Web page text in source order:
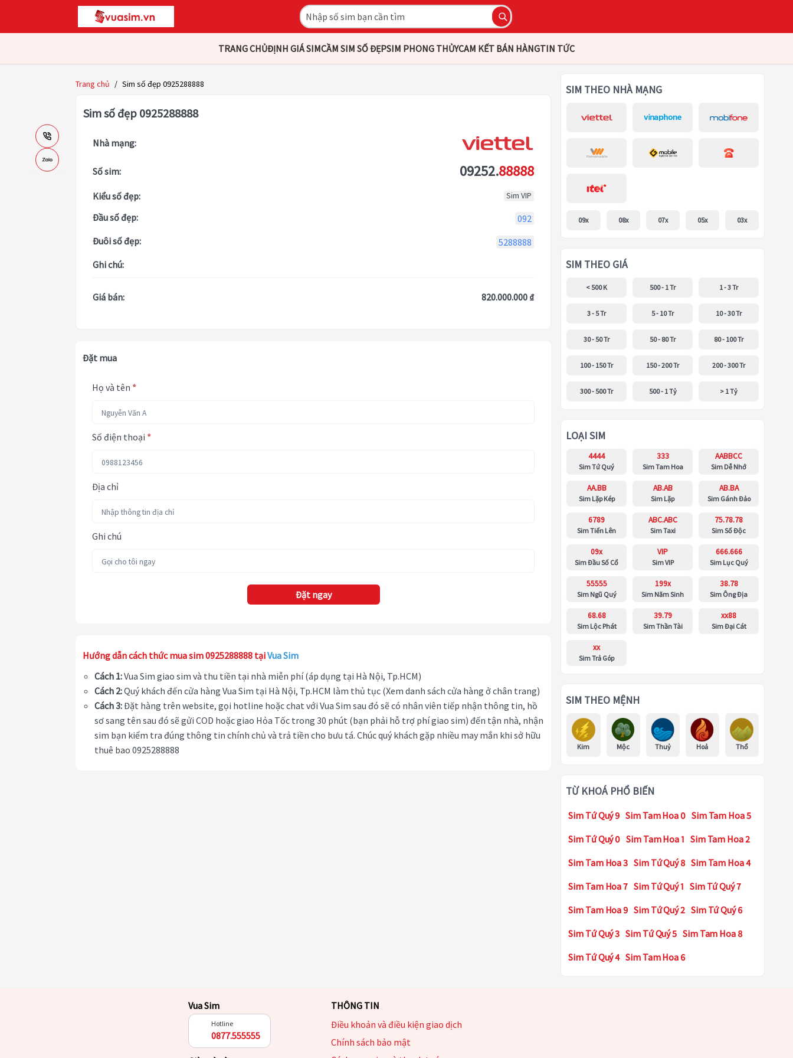
TRANG CHỦĐỊNH GIÁ SIMCẦM SIM SỐ ĐẸPSIM PHONG THỦYCAM KẾT BÁN HÀNGTIN TỨC
Trang chủ / Sim số đẹp 0925288888
Sim số đẹp 0925288888
Nhà mạng:
Số sim: 09252.88888
Kiểu số đẹp: Sim VIP
Đầu số đẹp:
092
Đuôi số đẹp:
5288888
Ghi chú:
Giá bán: 820.000.000 ₫
Đặt mua
Họ và tên *
Số điện thoại *
Địa chỉ
Ghi chú
Đặt ngay
Hướng dẫn cách thức mua sim 0925288888 tạiVua Sim
Cách 1:Vua Sim giao sim và thu tiền tại nhà miễn phí (áp dụng tại Hà Nội, Tp.HCM)
Cách 2:Quý khách đến cửa hàng Vua Sim tại Hà Nội, Tp.HCM làm thủ tục (Xem danh sách cửa hàng ở chân trang)
Cách 3:Đặt hàng trên website, gọi hotline hoặc chat với Vua Sim sau đó sẽ có nhân viên tiếp nhận thông tin, hồ
sơ sang tên sau đó sẽ gửi COD hoặc giao Hỏa Tốc trong 30 phút (bạn phải hỗ trợ phí giao sim) đến tận nhà, nhận
sim bạn kiểm tra đúng thông tin chính chủ và trả tiền cho bưu tá. Chúc quý khách gặp nhiều may mắn khi sở hữu
thuê bao 0925288888
SIM THEO NHÀ MẠNG
09x 08x 07x 05x 03x
SIM THEO GIÁ
< 500 K 500 - 1 Tr 1 - 3 Tr
3 - 5 Tr 5 - 10 Tr 10 - 30 Tr
30 - 50 Tr 50 - 80 Tr 80 - 100 Tr
100 - 150 Tr 150 - 200 Tr 200 - 300 Tr
300 - 500 Tr 500 - 1 Tỷ > 1 Tỷ
LOẠI SIM
4444
Sim Tứ Quý
333
Sim Tam Hoa
AABBCC
Sim Dễ Nhớ
AA.BB
Sim Lặp Kép
AB.AB
Sim Lặp
AB.BA
Sim Gánh Đảo
6789
Sim Tiến Lên
ABC.ABC
Sim Taxi
75.78.78
Sim Số Độc
09x
Sim Đầu Số Cổ
VIP
Sim VIP
666.666
Sim Lục Quý
55555
Sim Ngũ Quý
199x
Sim Năm Sinh
38.78
Sim Ông Địa
68.68
Sim Lộc Phát
39.79
Sim Thần Tài
xx88
Sim Đại Cát
xx
Sim Trả Góp
SIM THEO MỆNH
Kim Mộc Thuỷ Hoả Thổ
TỪ KHOÁ PHỔ BIẾN
Sim Tứ Quý 9 Sim Tam Hoa 0 Sim Tam Hoa 5
Sim Tứ Quý 0 Sim Tam Hoa 1 Sim Tam Hoa 2
Sim Tam Hoa 3 Sim Tứ Quý 8 Sim Tam Hoa 4
Sim Tam Hoa 7 Sim Tứ Quý 1 Sim Tứ Quý 7
Sim Tam Hoa 9 Sim Tứ Quý 2 Sim Tứ Quý 6
Sim Tứ Quý 3 Sim Tứ Quý 5 Sim Tam Hoa 8
Sim Tứ Quý 4 Sim Tam Hoa 6
Vua Sim
Hotline
0877.555555
THÔNG TIN
Điều khoản và điều kiện giao dịch
Chính sách bảo mật